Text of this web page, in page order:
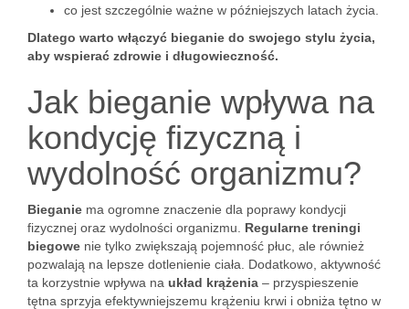
co jest szczególnie ważne w późniejszych latach życia.
Dlatego warto włączyć bieganie do swojego stylu życia,
aby wspierać zdrowie i długowieczność.
Jak bieganie wpływa na
kondycję fizyczną i
wydolność organizmu?
Bieganie ma ogromne znaczenie dla poprawy kondycji
fizycznej oraz wydolności organizmu. Regularne treningi
biegowe nie tylko zwiększają pojemność płuc, ale również
pozwalają na lepsze dotlenienie ciała. Dodatkowo, aktywność
ta korzystnie wpływa na układ krążenia – przyspieszenie
tętna sprzyja efektywniejszemu krążeniu krwi i obniża tętno w